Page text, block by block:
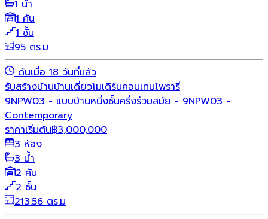
1 น้ำ
1 คัน
1 ชั้น
95 ตร.ม
ดันเมื่อ 18 วันที่แล้ว
รับสร้างบ้านบ้านเดี่ยวโมเดิร์นคอนเทมโพรารี่
9NPW03 - แบบบ้านหนึ่งชั้นครึ่งร่วมสมัย - 9NPW03 -
Contemporary
ราคาเริ่มต้น฿3,000,000
3 ห้อง
3 น้ำ
2 คัน
2 ชั้น
213.56 ตร.ม